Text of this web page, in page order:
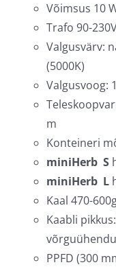
Võimsus 10
Trafo 90-
Valgusvärv:
(5000K)
Valgusvoog:
m
Konteineri
miniHerb S
miniHerb L
Kaal 470-
Kaabli
PPFD (300